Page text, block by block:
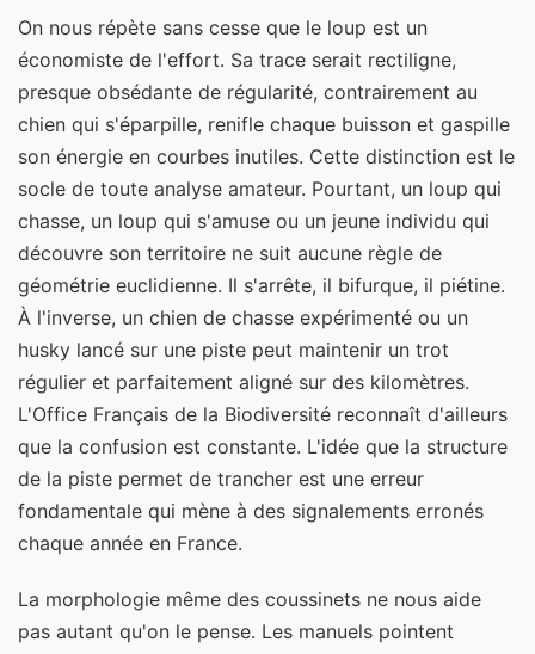
On nous répète sans cesse que le loup est un
économiste de l'effort. Sa trace serait rectiligne,
presque obsédante de régularité, contrairement au
chien qui s'éparpille, renifle chaque buisson et gaspille
son énergie en courbes inutiles. Cette distinction est le
socle de toute analyse amateur. Pourtant, un loup qui
chasse, un loup qui s'amuse ou un jeune individu qui
découvre son territoire ne suit aucune règle de
géométrie euclidienne. Il s'arrête, il bifurque, il piétine.
À l'inverse, un chien de chasse expérimenté ou un
husky lancé sur une piste peut maintenir un trot
régulier et parfaitement aligné sur des kilomètres.
L'Office Français de la Biodiversité reconnaît d'ailleurs
que la confusion est constante. L'idée que la structure
de la piste permet de trancher est une erreur
fondamentale qui mène à des signalements erronés
chaque année en France.
La morphologie même des coussinets ne nous aide
pas autant qu'on le pense. Les manuels pointent